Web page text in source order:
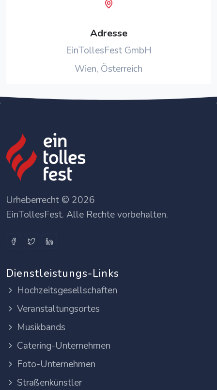
Adresse
EinTollesFest GmbH
Wien, Österreich
Urheberrecht © 2026
EinTollesFest. Alle Rechte vorbehalten.
Dienstleistungs-Links
Hochzeitsgesellschaften
Veranstaltungsortes
Musikbands
Catering-Unternehmen
Foto-Unternehmen
Straßenkünstler